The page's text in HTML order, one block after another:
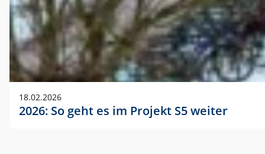
18.02.2026
2026: So geht es im Projekt S5 weiter